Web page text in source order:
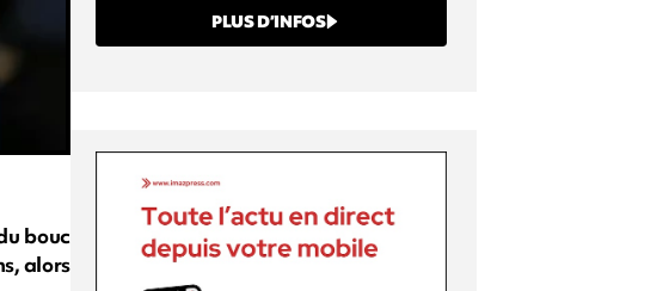
bouc
alors
PLUS D’INFOS